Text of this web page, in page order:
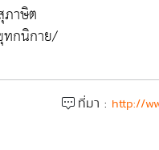
าษิต
กนิกาย/
ที่มา : http://